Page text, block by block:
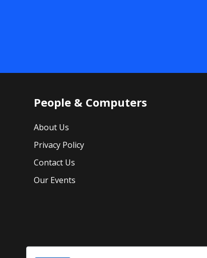
People & Computers
About Us
Privacy Policy
Contact Us
Our Events